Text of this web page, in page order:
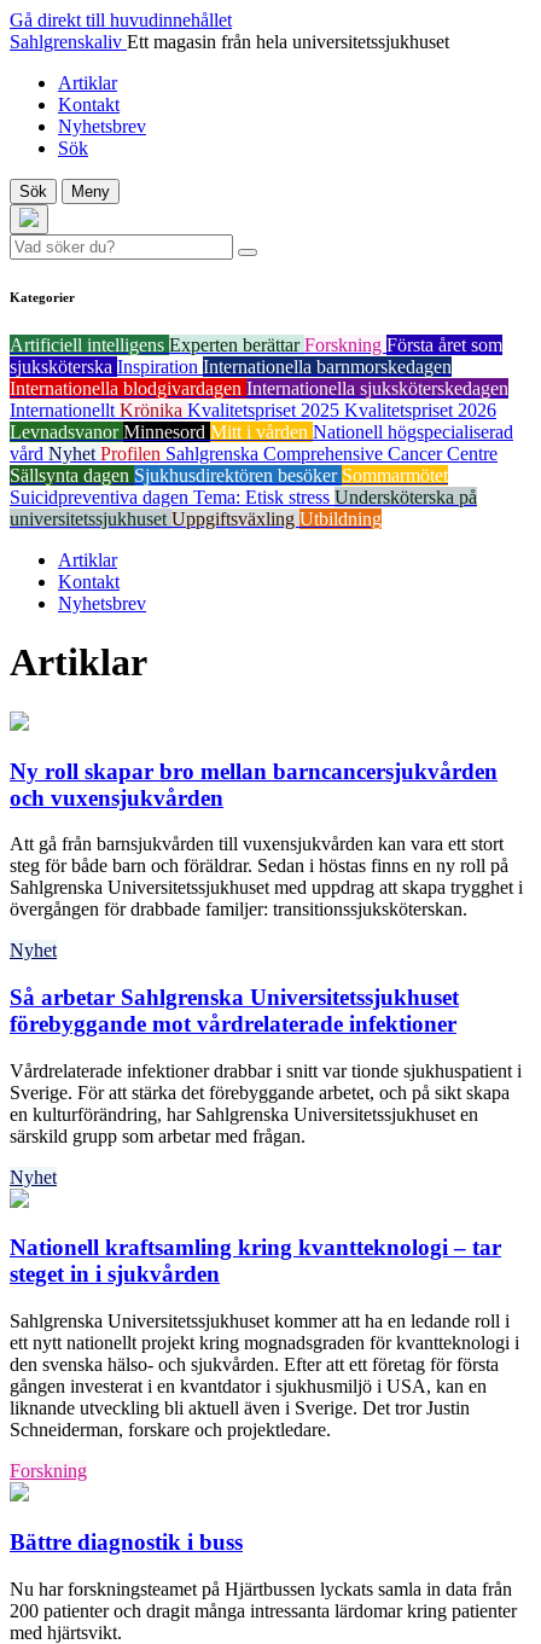
Gå direkt till huvudinnehållet
Sahlgrenskaliv Ett magasin från hela universitetssjukhuset
Artiklar
Kontakt
Nyhetsbrev
Sök
Sök Meny
Kategorier
Artificiell intelligens Experten berättarForskning Första året som
sjuksköterska Inspiration Internationella barnmorskedagen
Internationella blodgivardagen Internationella sjuksköterskedagen
Internationellt Krönika Kvalitetspriset 2025 Kvalitetspriset 2026
LevnadsvanorMinnesord Mitt i vården Nationell högspecialiserad
vård Nyhet Profilen Sahlgrenska Comprehensive Cancer Centre
Sällsynta dagen Sjukhusdirektören besöker Sommarmötet
Suicidpreventiva dagen Tema: Etisk stress Undersköterska på
universitetssjukhuset Uppgiftsväxling Utbildning
Artiklar
Kontakt
Nyhetsbrev
Artiklar
Ny roll skapar bro mellan barncancersjukvården
och vuxensjukvården
Att gå från barnsjukvården till vuxensjukvården kan vara ett stort
steg för både barn och föräldrar. Sedan i höstas finns en ny roll på
Sahlgrenska Universitetssjukhuset med uppdrag att skapa trygghet i
övergången för drabbade familjer: transitionssjuksköterskan.
Nyhet
Så arbetar Sahlgrenska Universitetssjukhuset
förebyggande mot vårdrelaterade infektioner
Vårdrelaterade infektioner drabbar i snitt var tionde sjukhuspatient i
Sverige. För att stärka det förebyggande arbetet, och på sikt skapa
en kulturförändring, har Sahlgrenska Universitetssjukhuset en
särskild grupp som arbetar med frågan.
Nyhet
Nationell kraftsamling kring kvantteknologi – tar
steget in i sjukvården
Sahlgrenska Universitetssjukhuset kommer att ha en ledande roll i
ett nytt nationellt projekt kring mognadsgraden för kvantteknologi i
den svenska hälso- och sjukvården. Efter att ett företag för första
gången investerat i en kvantdator i sjukhusmiljö i USA, kan en
liknande utveckling bli aktuell även i Sverige. Det tror Justin
Schneiderman, forskare och projektledare.
Forskning
Bättre diagnostik i buss
Nu har forskningsteamet på Hjärtbussen lyckats samla in data från
200 patienter och dragit många intressanta lärdomar kring patienter
med hjärtsvikt.